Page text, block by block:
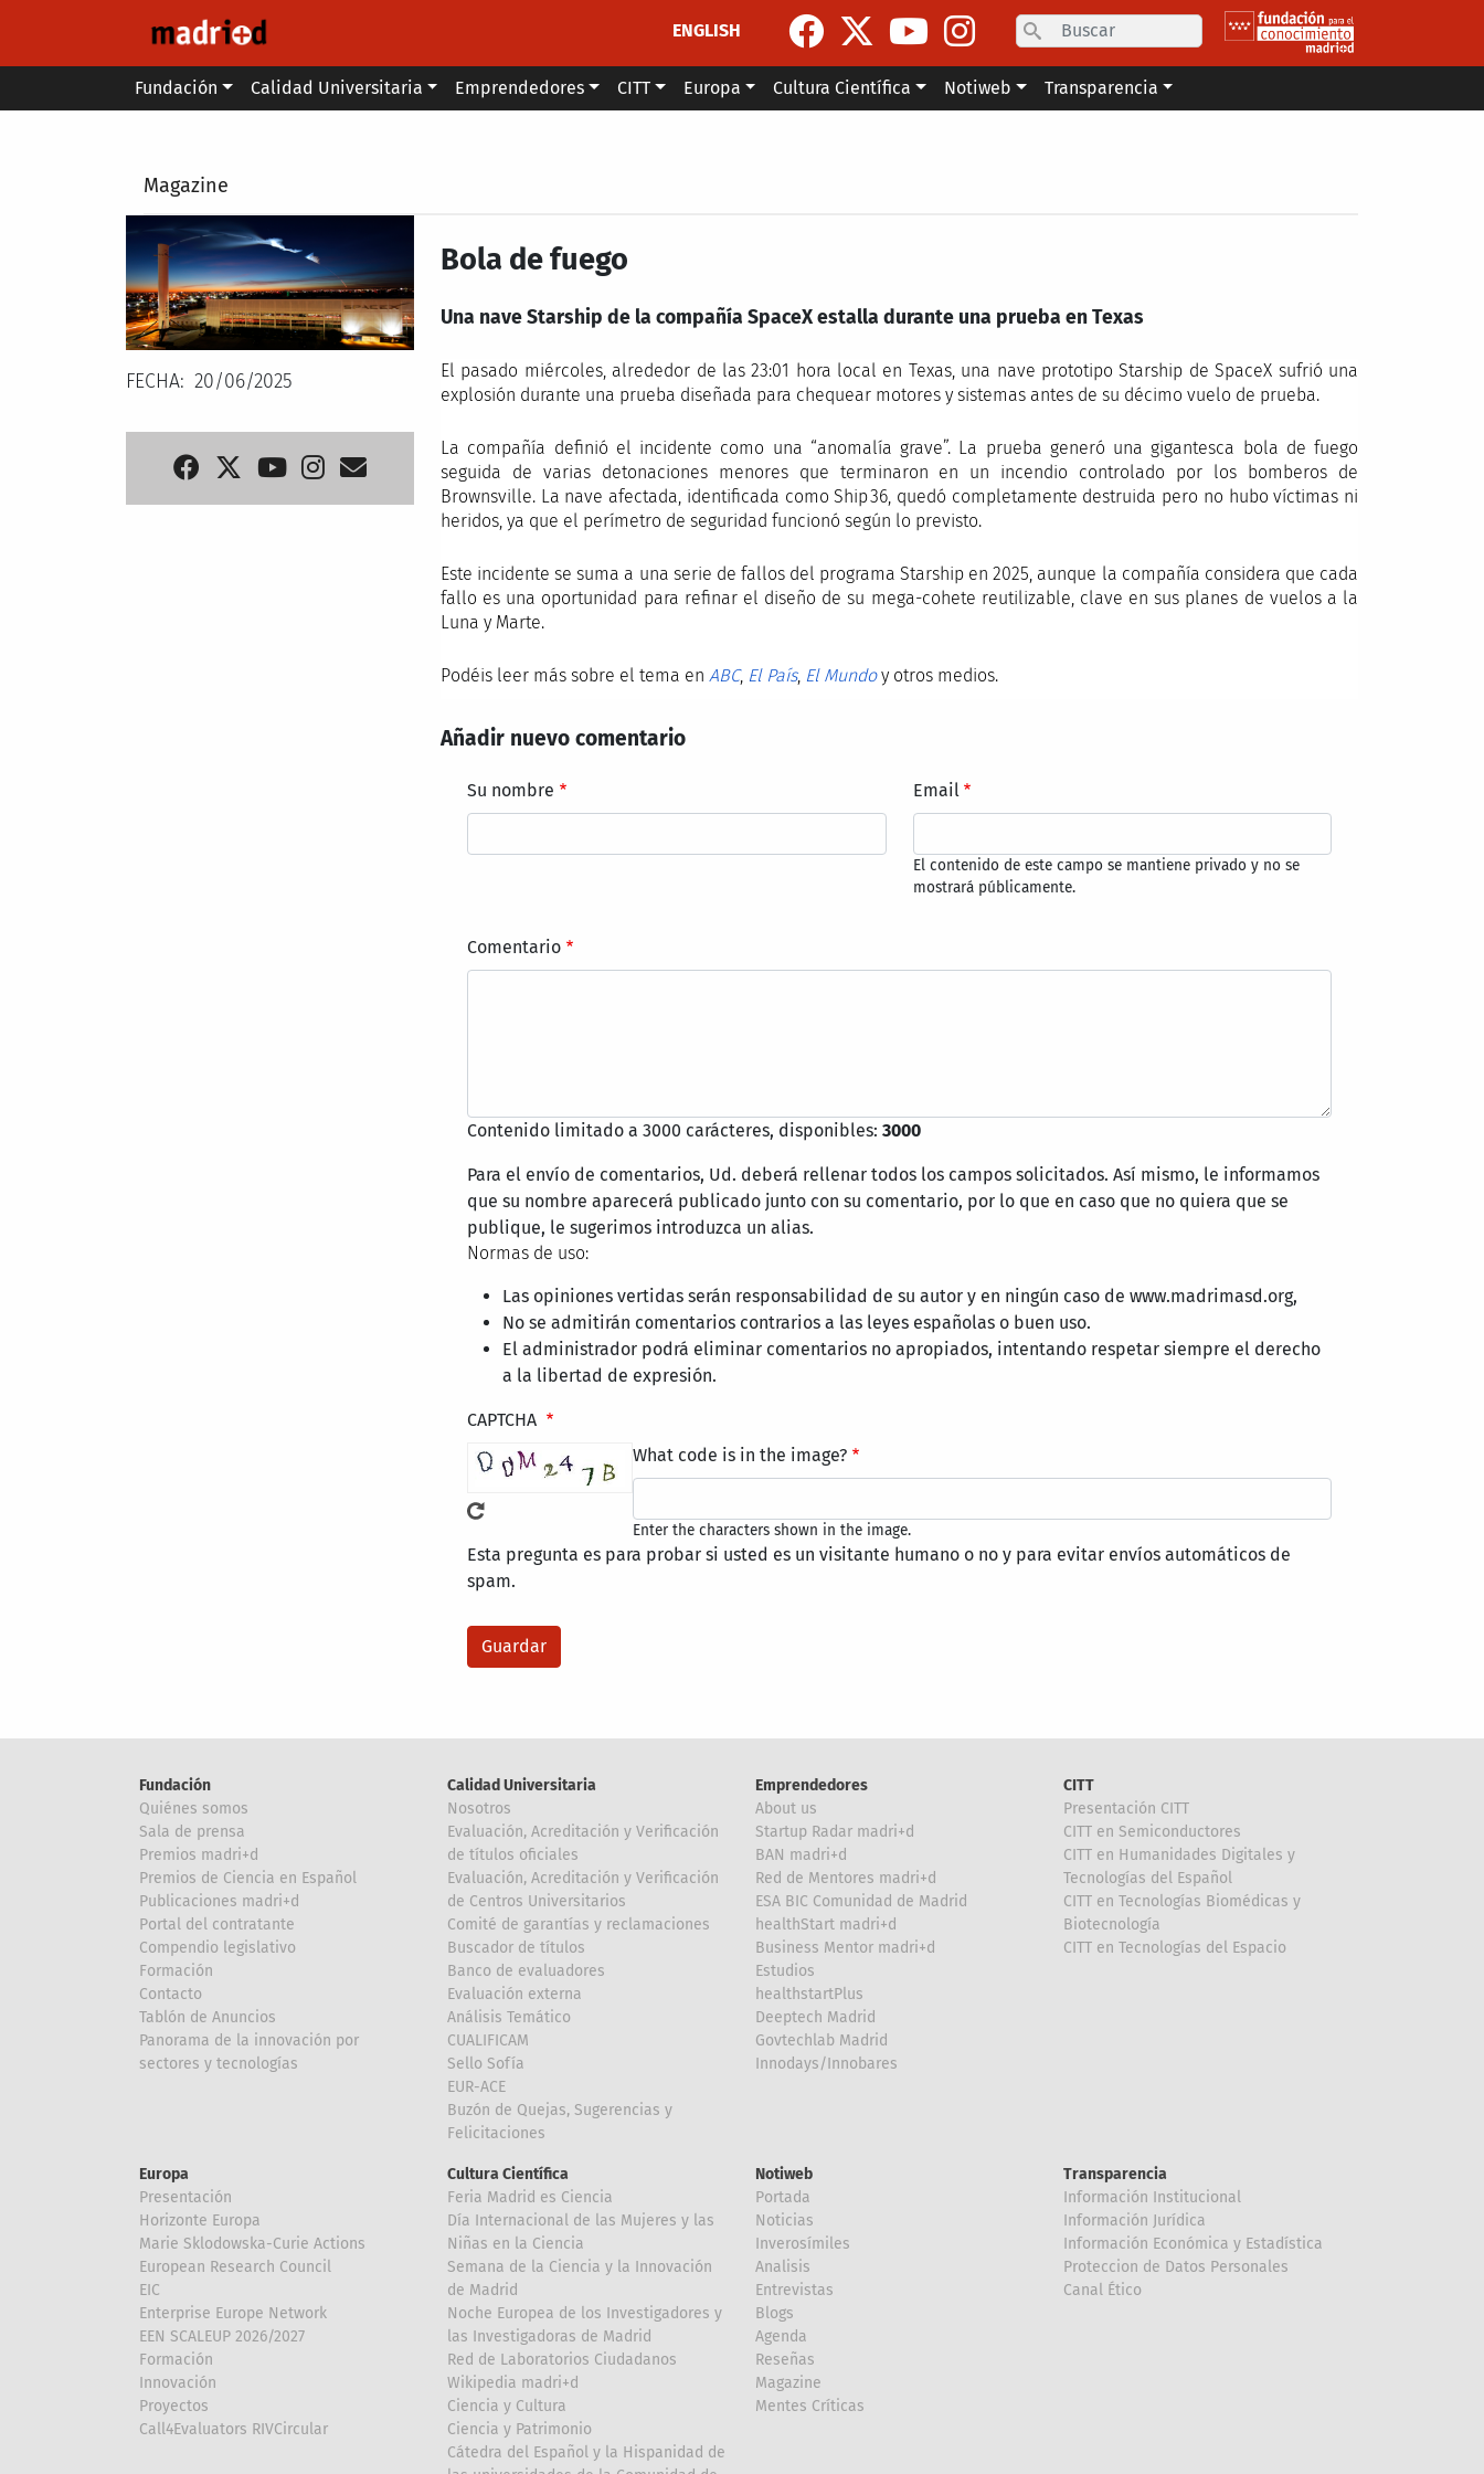
ENGLISH
Search
Main menu
Fundación Calidad Universitaria Emprendedores CITT Europa Cultura Científica Notiweb Transparencia
Magazine
FECHA 20/06/2025
Bola de fuego
Una nave Starship de la compañía SpaceX estalla durante una prueba en Texas
El pasado miércoles, alrededor de las 23:01 hora local en Texas, una nave prototipo Starship de SpaceX sufrió una
explosión durante una prueba diseñada para chequear motores y sistemas antes de su décimo vuelo de prueba.
La compañía definió el incidente como una “anomalía grave”. La prueba generó una gigantesca bola de fuego
seguida de varias detonaciones menores que terminaron en un incendio controlado por los bomberos de
Brownsville. La nave afectada, identificada como Ship 36, quedó completamente destruida pero no hubo víctimas ni
heridos, ya que el perímetro de seguridad funcionó según lo previsto.
Este incidente se suma a una serie de fallos del programa Starship en 2025, aunque la compañía considera que cada
fallo es una oportunidad para refinar el diseño de su mega-cohete reutilizable, clave en sus planes de vuelos a la
Luna y Marte.
Podéis leer más sobre el tema en ABC, El País, El Mundoy otros medios.
Añadir nuevo comentario
Su nombre Email
El contenido de este campo se mantiene privado y no se
mostrará públicamente.
Comentario
Contenido limitado a 3000 carácteres, disponibles: 3000
Para el envío de comentarios, Ud. deberá rellenar todos los campos solicitados. Así mismo, le informamos
que su nombre aparecerá publicado junto con su comentario, por lo que en caso que no quiera que se
publique, le sugerimos introduzca un alias.
Normas de uso:
Las opiniones vertidas serán responsabilidad de su autor y en ningún caso de www.madrimasd.org,
No se admitirán comentarios contrarios a las leyes españolas o buen uso.
El administrador podrá eliminar comentarios no apropiados, intentando respetar siempre el derecho
a la libertad de expresión.
CAPTCHA
What code is in the image?
Enter the characters shown in the image.
Esta pregunta es para probar si usted es un visitante humano o no y para evitar envíos automáticos de
spam.
Fundación
Quiénes somos
Sala de prensa
Premios madri+d
Premios de Ciencia en Español
Publicaciones madri+d
Portal del contratante
Compendio legislativo
Formación
Contacto
Tablón de Anuncios
Panorama de la innovación por
sectores y tecnologías
Calidad Universitaria
Nosotros
Evaluación, Acreditación y Verificación
de títulos oficiales
Evaluación, Acreditación y Verificación
de Centros Universitarios
Comité de garantías y reclamaciones
Buscador de títulos
Banco de evaluadores
Evaluación externa
Análisis Temático
CUALIFICAM
Sello Sofía
EUR-ACE
Buzón de Quejas, Sugerencias y
Felicitaciones
Emprendedores
About us
Startup Radar madri+d
BAN madri+d
Red de Mentores madri+d
ESA BIC Comunidad de Madrid
healthStart madri+d
Business Mentor madri+d
Estudios
healthstartPlus
Deeptech Madrid
Govtechlab Madrid
Innodays/Innobares
CITT
Presentación CITT
CITT en Semiconductores
CITT en Humanidades Digitales y
Tecnologías del Español
CITT en Tecnologías Biomédicas y
Biotecnología
CITT en Tecnologías del Espacio
Europa
Presentación
Horizonte Europa
Marie Sklodowska-Curie Actions
European Research Council
EIC
Enterprise Europe Network
EEN SCALEUP 2026/2027
Formación
Innovación
Proyectos
Call4Evaluators RIVCircular
Cultura Científica
Feria Madrid es Ciencia
Día Internacional de las Mujeres y las
Niñas en la Ciencia
Semana de la Ciencia y la Innovación
de Madrid
Noche Europea de los Investigadores y
las Investigadoras de Madrid
Red de Laboratorios Ciudadanos
Wikipedia madri+d
Ciencia y Cultura
Ciencia y Patrimonio
Cátedra del Español y la Hispanidad de
Notiweb
Portada
Noticias
Inverosímiles
Analisis
Entrevistas
Blogs
Agenda
Reseñas
Magazine
Mentes Críticas
Transparencia
Información Institucional
Información Jurídica
Información Económica y Estadística
Proteccion de Datos Personales
Canal Ético